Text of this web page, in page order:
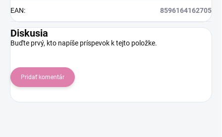
EAN: 8596164162705
Diskusia
Buďte prvý, kto napíše príspevok k tejto položke.
Pridať komentár